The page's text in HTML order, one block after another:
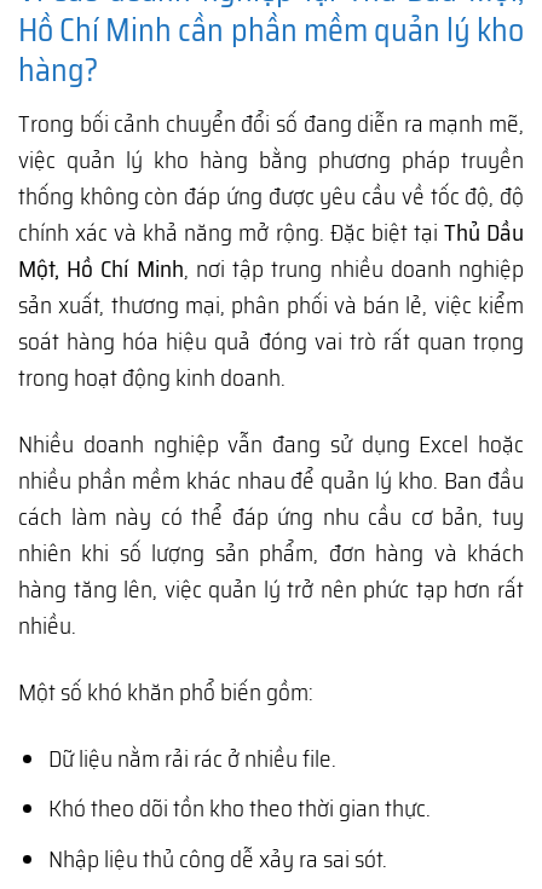
Hồ Chí Minh cần phần mềm quản lý kho
hàng?
Trong bối cảnh chuyển đổi số đang diễn ra mạnh mẽ,
việc quản lý kho hàng bằng phương pháp truyền
thống không còn đáp ứng được yêu cầu về tốc độ, độ
chính xác và khả năng mở rộng. Đặc biệt tại Thủ Dầu
Một, Hồ Chí Minh, nơi tập trung nhiều doanh nghiệp
sản xuất, thương mại, phân phối và bán lẻ, việc kiểm
soát hàng hóa hiệu quả đóng vai trò rất quan trọng
trong hoạt động kinh doanh.
Nhiều doanh nghiệp vẫn đang sử dụng Excel hoặc
nhiều phần mềm khác nhau để quản lý kho. Ban đầu
cách làm này có thể đáp ứng nhu cầu cơ bản, tuy
nhiên khi số lượng sản phẩm, đơn hàng và khách
hàng tăng lên, việc quản lý trở nên phức tạp hơn rất
nhiều.
Một số khó khăn phổ biến gồm:
Dữ liệu nằm rải rác ở nhiều file.
Khó theo dõi tồn kho theo thời gian thực.
Nhập liệu thủ công dễ xảy ra sai sót.